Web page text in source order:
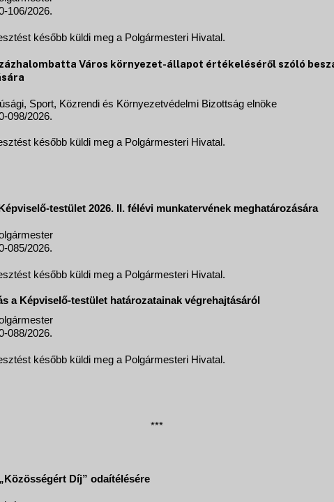
106/2026.
később küldi meg a Polgármesteri Hivatal.
Város környezet-állapot értékeléséről szóló
Sport, Közrendi és Környezetvédelmi Bizottság elnöke
098/2026.
később küldi meg a Polgármesteri Hivatal.
testület 2026. II. félévi munkatervének meghatározására
085/2026.
később küldi meg a Polgármesteri Hivatal.
a Képviselő-testület határozatainak végrehajtásáról
088/2026.
később küldi meg a Polgármesteri Hivatal.
***
Díj” odaítélésére